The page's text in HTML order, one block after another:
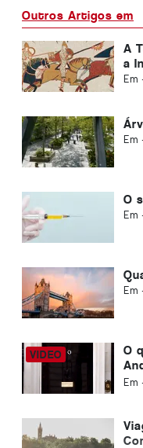
Outros Artigos em
A
a
Em
Em
O
Em
Em
O
Em